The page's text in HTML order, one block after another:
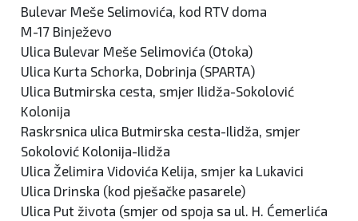
Bulevar Meše Selimovića, kod RTV doma
M-17 Binježevo
Ulica Bulevar Meše Selimovića (Otoka)
Ulica Kurta Schorka, Dobrinja (SPARTA)
Ulica Butmirska cesta, smjer Ilidža-Sokolović
Kolonija
Raskrsnica ulica Butmirska cesta-Ilidža, smjer
Sokolović Kolonija-Ilidža
Ulica Želimira Vidovića Kelija, smjer ka Lukavici
Ulica Drinska (kod pješačke pasarele)
Ulica Put života (smjer od spoja sa ul. H. Ćemerlića